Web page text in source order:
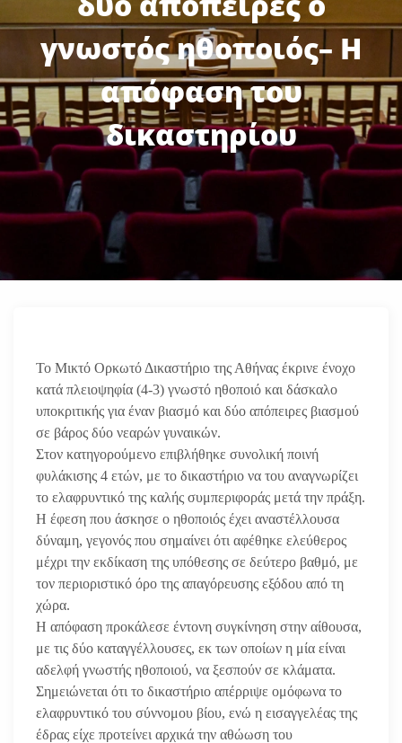
γνωστός ηθοποιός– Η
απόφαση του
δικαστηρίου
Το Μικτό Ορκωτό Δικαστήριο της Αθήνας έκρινε ένοχο
κατά πλειοψηφία (4-3) γνωστό ηθοποιό και δάσκαλο
υποκριτικής για έναν βιασμό και δύο απόπειρες βιασμού
σε βάρος δύο νεαρών γυναικών.
Στον κατηγορούμενο επιβλήθηκε συνολική ποινή
φυλάκισης 4 ετών, με το δικαστήριο να του αναγνωρίζει
το ελαφρυντικό της καλής συμπεριφοράς μετά την πράξη.
Η έφεση που άσκησε ο ηθοποιός έχει αναστέλλουσα
δύναμη, γεγονός που σημαίνει ότι αφέθηκε ελεύθερος
μέχρι την εκδίκαση της υπόθεσης σε δεύτερο βαθμό, με
τον περιοριστικό όρο της απαγόρευσης εξόδου από τη
χώρα.
Η απόφαση προκάλεσε έντονη συγκίνηση στην αίθουσα,
με τις δύο καταγγέλλουσες, εκ των οποίων η μία είναι
αδελφή γνωστής ηθοποιού, να ξεσπούν σε κλάματα.
Σημειώνεται ότι το δικαστήριο απέρριψε ομόφωνα το
ελαφρυντικό του σύννομου βίου, ενώ η εισαγγελέας της
έδρας είχε προτείνει αρχικά την αθώωση του